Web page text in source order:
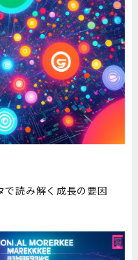
で読み解く成長の要因